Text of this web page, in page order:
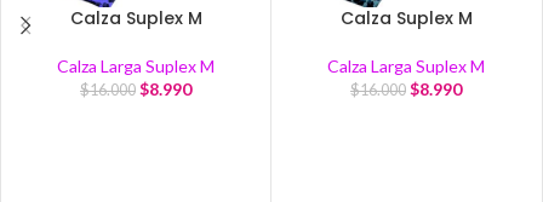
Calza Suplex M
Calza Larga Suplex M
$16.000 $8.990
Calza Suplex M
Calza Larga Suplex M
$16.000 $8.990